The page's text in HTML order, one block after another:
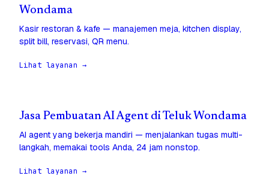
Wondama
Kasir restoran & kafe — manajemen meja, kitchen display,
split bill, reservasi, QR menu.
Lihat layanan →
Jasa Pembuatan AI Agent di Teluk Wondama
AI agent yang bekerja mandiri — menjalankan tugas multi-
langkah, memakai tools Anda, 24 jam nonstop.
Lihat layanan →